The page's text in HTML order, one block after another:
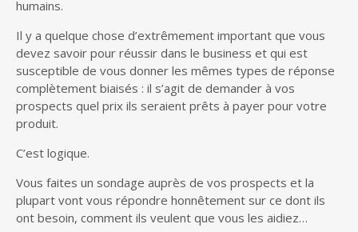
humains.
Il y a quelque chose d’extrêmement important que vous
devez savoir pour réussir dans le business et qui est
susceptible de vous donner les mêmes types de réponse
complètement biaisés : il s’agit de demander à vos
prospects quel prix ils seraient prêts à payer pour votre
produit.
C’est logique.
Vous faites un sondage auprès de vos prospects et la
plupart vont vous répondre honnêtement sur ce dont ils
ont besoin, comment ils veulent que vous les aidiez…